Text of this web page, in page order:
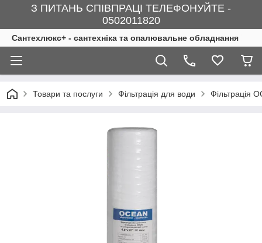
З ПИТАНЬ СПІВПРАЦІ ТЕЛЕФОНУЙТЕ -
0502011820
Сантехлюкс+ - сантехніка та опалювальне обладнання
Товари та послуги Фільтрація для води Фільтрація